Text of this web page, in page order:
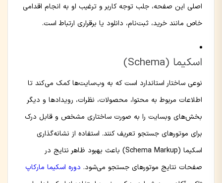
اصلی این صفحه، جلب توجه کاربر و ترغیب او به انجام اقدامی
خاص مانند خرید، ثبت‌نام، دانلود یا برقراری ارتباط است.
اسکیما (Schema)
نوعی ساختار استاندارد است که به وب‌سایت‌ها کمک می‌کند تا
اطلاعات مربوط به محتوا، محصولات، نظرات، رویدادها و دیگر
بخش‌های وبسایت را به صورت ساختاری مشخص و قابل درک
برای موتورهای جستجو تعریف کنند. استفاده از نشانه‌گذاری
اسکیما (Schema Markup) باعث بهبود ظاهر نتایج در
صفحات نتایج موتورهای جستجو می‌شود. دوره اسکیما مارکاپ